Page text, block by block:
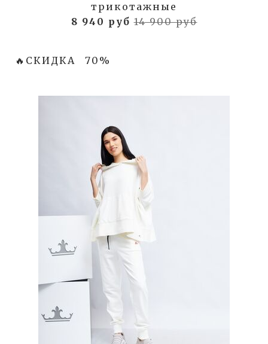
трикотажные
8 940 руб14 900 руб
🔥СКИДКА 70%